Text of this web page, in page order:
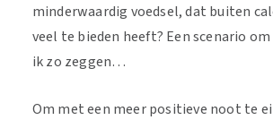
minderwaardig voedsel, dat buiten
veel te bieden heeft? Een scenario
ik zo zeggen…
Om met een meer positieve noot te